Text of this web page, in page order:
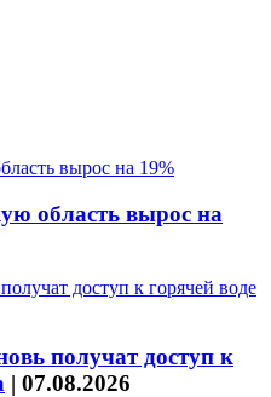
область вырос на
получат доступ к
| 07.08.2026